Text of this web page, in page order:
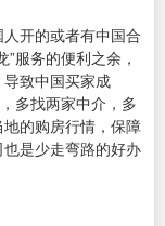
开的或者有中国合
服务的便利之余，
致中国买家成
多找两家中介，多
的购房行情，保障
是少走弯路的好办